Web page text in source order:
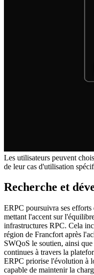
Les utilisateurs peuvent
de leur cas d'utilisation
Recherche et
ERPC poursuivra ses efforts
mettant l'accent sur
infrastructures RPC. Cela
région de Francfort après
SWQoS le soutien, ainsi
continues à travers la
ERPC priorise l'évolution à
capable de maintenir la